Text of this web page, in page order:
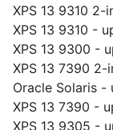
XPS 13 9310 2-
XPS 13 9310 -
XPS 13 9300 -
XPS 13 7390 2-
Oracle Solaris -
XPS 13 7390 -
XPS 13 9305 -